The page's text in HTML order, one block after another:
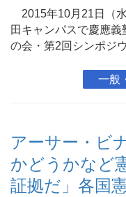
2015年10月21日（
田キャンパスで慶應
の会・第2回シンポジ
一般
アーサー・ビ
かどうかなど
証拠だ」各国